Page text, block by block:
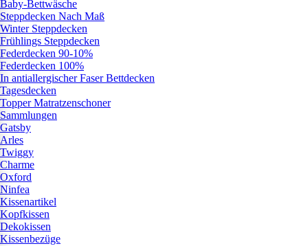
Baby-Bettwäsche
Steppdecken Nach Maß
Winter Steppdecken
Frühlings Steppdecken
Federdecken 90-10%
Federdecken 100%
In antiallergischer Faser Bettdecken
Tagesdecken
Topper Matratzenschoner
Sammlungen
Gatsby
Arles
Twiggy
Charme
Oxford
Ninfea
Kissenartikel
Kopfkissen
Dekokissen
Kissenbezüge